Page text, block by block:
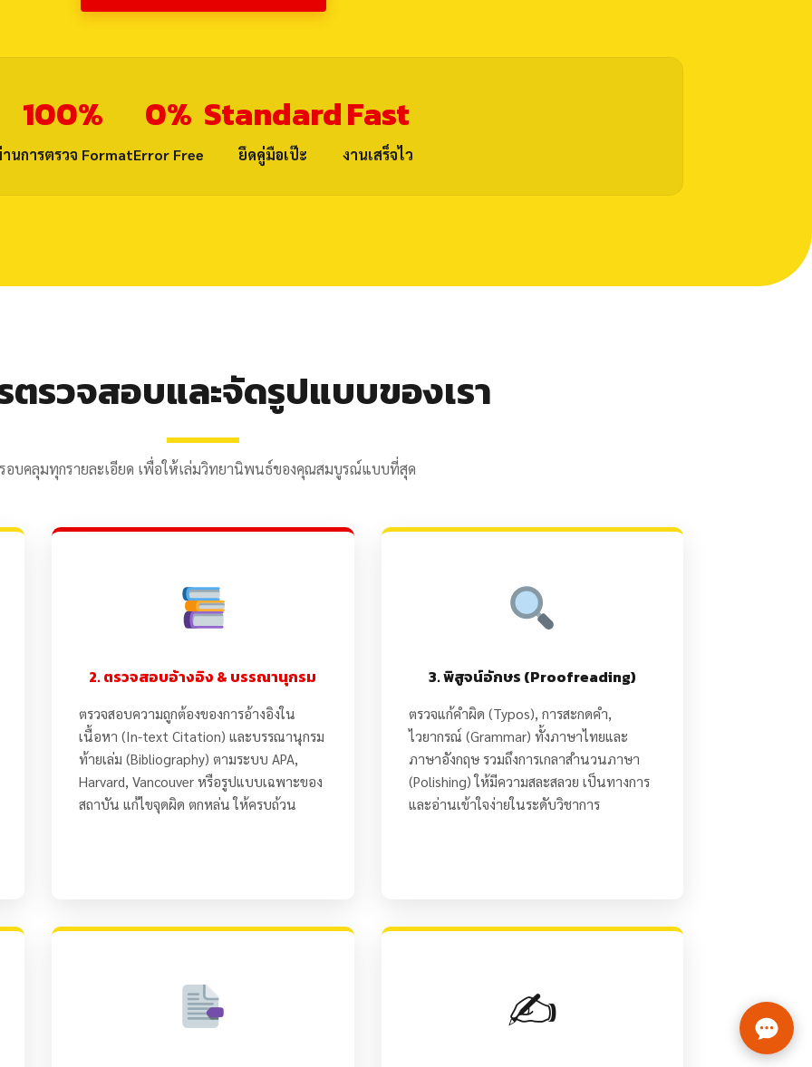
- รับทำวิจัย รับทำวิทยานิพนธ์ ดุษฎีนิพนธ์ ผลงานวิชาการ ครบวงจร
100%
นการตรวจ Format
0%
Error Free
Standard
ยึดคู่มือเป๊ะ
Fast
งานเสร็จไว
ตรวจสอบและจัดรูปแบบของเรา
อบคลุมทุกรายละเอียด เพื่อให้เล่มวิทยานิพนธ์ของคุณสมบูรณ์แบบที่สุด
2. ตรวจสอบอ้างอิง & บรรณานุกรม
ตรวจสอบความถูกต้องของการอ้างอิงใน
เนื้อหา (In-text Citation) และบรรณานุกรม
ท้ายเล่ม (Bibliography) ตามระบบ APA,
Harvard, Vancouver หรือรูปแบบเฉพาะของ
สถาบัน แก้ไขจุดผิด ตกหล่น ให้ครบถ้วน
3. พิสูจน์อักษร (Proofreading)
ตรวจแก้คำผิด (Typos), การสะกดคำ,
ไวยากรณ์ (Grammar) ทั้งภาษาไทยและ
ภาษาอังกฤษ รวมถึงการเกลาสำนวนภาษา
(Polishing) ให้มีความสละสลวย เป็นทางการ
และอ่านเข้าใจง่ายในระดับวิชาการ
✍️